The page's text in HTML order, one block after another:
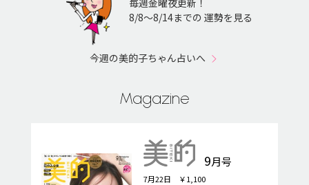
8/8〜8/14までの 運勢を見る
今週の美的子ちゃん占いへ
Magazine
9月号
7月22日 ￥1,100